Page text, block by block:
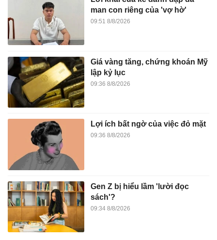
man con riêng của 'vợ hờ'
09:51 8/8/2026
Giá vàng tăng, chứng khoán Mỹ
lập kỷ lục
09:36 8/8/2026
Lợi ích bất ngờ của việc đỏ mặt
09:36 8/8/2026
Gen Z bị hiểu lầm 'lười đọc
sách'?
09:34 8/8/2026